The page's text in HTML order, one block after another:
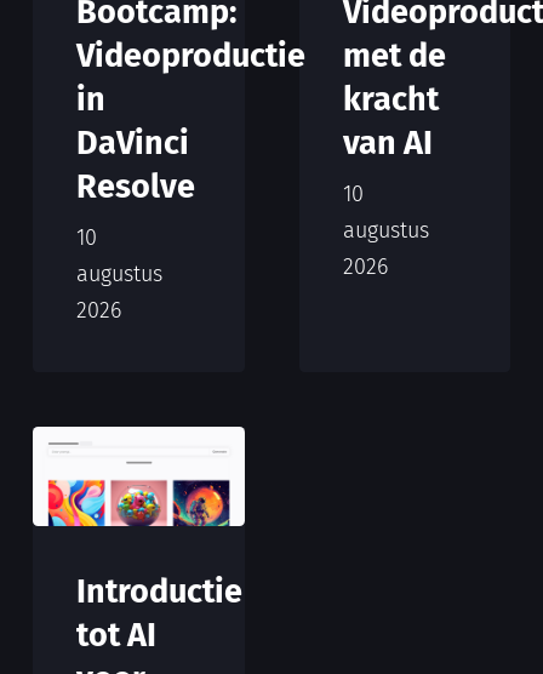
Bootcamp:
Videoproductie
in
DaVinci
Resolve
10
augustus
2026
met de
kracht
van AI
10
augustus
2026
Introductie
tot AI